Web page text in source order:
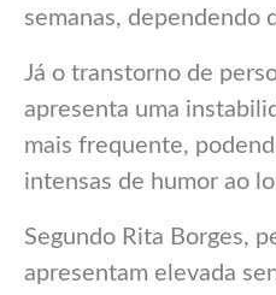
semanas, dependendo
Já o transtorno de
apresenta uma
mais frequente,
intensas de humor ao
Segundo Rita Borges,
apresentam elevada